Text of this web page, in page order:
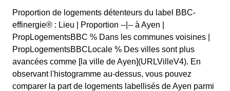
Proportion de logements détenteurs du label BBC-
effinergie® : Lieu | Proportion --|-- à Ayen |
PropLogementsBBC % Dans les communes voisines |
PropLogementsBBCLocale % Des villes sont plus
avancées comme [la ville de Ayen](URLVilleV4). En
observant l'histogramme au-dessus, vous pouvez
comparer la part de logements labellisés de Ayen parmi